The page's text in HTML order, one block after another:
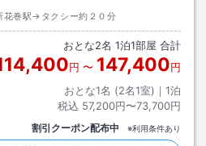
花巻駅→タクシー約２０分
おとな2名 1泊1部屋 合計
円 〜 147,400円
おとな1名 (2名1室)｜ 1泊
税込 57,200円〜73,700円
割引クーポン配布中 ※利用条件あり